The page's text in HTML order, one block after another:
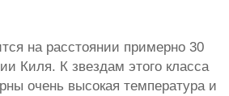
на расстоянии примерно 30
Киля. К звездам этого класса
очень высокая температура и